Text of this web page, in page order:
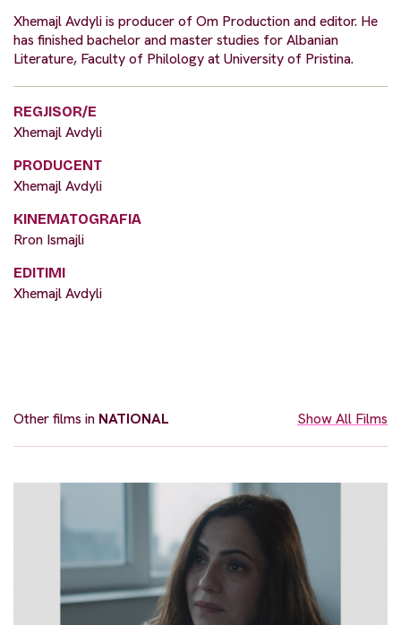
Xhemajl Avdyli is producer of Om Production and editor. He
has finished bachelor and master studies for Albanian
Literature, Faculty of Philology at University of Pristina.
REGJISOR/E
Xhemajl Avdyli
PRODUCENT
Xhemajl Avdyli
KINEMATOGRAFIA
Rron Ismajli
EDITIMI
Xhemajl Avdyli
Other films in NATIONAL Show All Films